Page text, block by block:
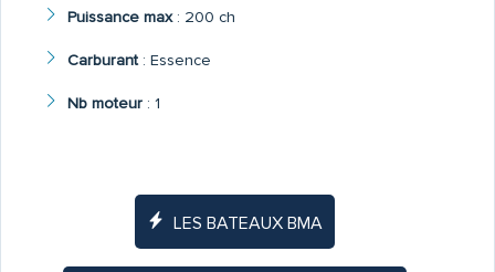
Puissance max: 200 ch
Carburant: Essence
Nb moteur: 1
LES BATEAUX BMA